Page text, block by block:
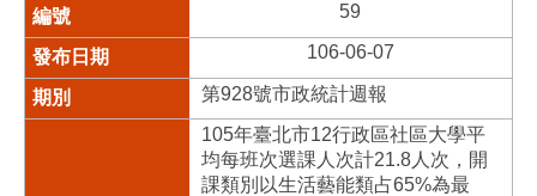
59
106-06-07
第928號市政統計週報
105年臺北市12行政區社區大學平
均每班次選課人次計21.8人次，開
課類別以生活藝能類占65%為最